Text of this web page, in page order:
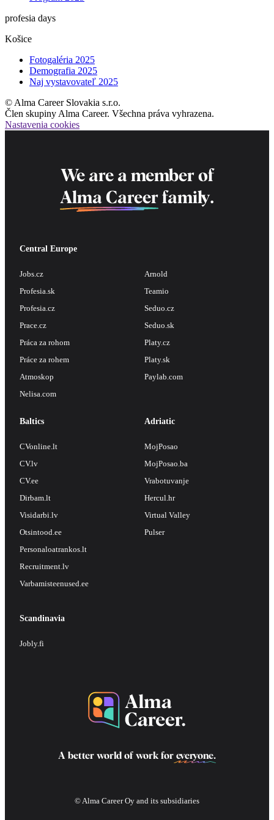
profesia days
Košice
Fotogaléria 2025
Demografia 2025
Naj vystavovateľ 2025
© Alma Career Slovakia s.r.o.
Člen skupiny Alma Career. Všechna práva vyhrazena.
Nastavenia cookies
We are a member of
Alma Career family.
Central Europe
Jobs.cz
Profesia.sk
Profesia.cz
Prace.cz
Práca za rohom
Práce za rohem
Atmoskop
Nelisa.com
Arnold
Teamio
Seduo.cz
Seduo.sk
Platy.cz
Platy.sk
Paylab.com
Baltics
CVonline.lt
CV.lv
CV.ee
Dirbam.lt
Visidarbi.lv
Otsintood.ee
Personaloatrankos.lt
Recruitment.lv
Varbamisteenused.ee
Adriatic
MojPosao
MojPosao.ba
Vrabotuvanje
Hercul.hr
Virtual Valley
Pulser
Scandinavia
Jobly.fi
A better world of work for everyone.
© Alma Career Oy and its subsidiaries